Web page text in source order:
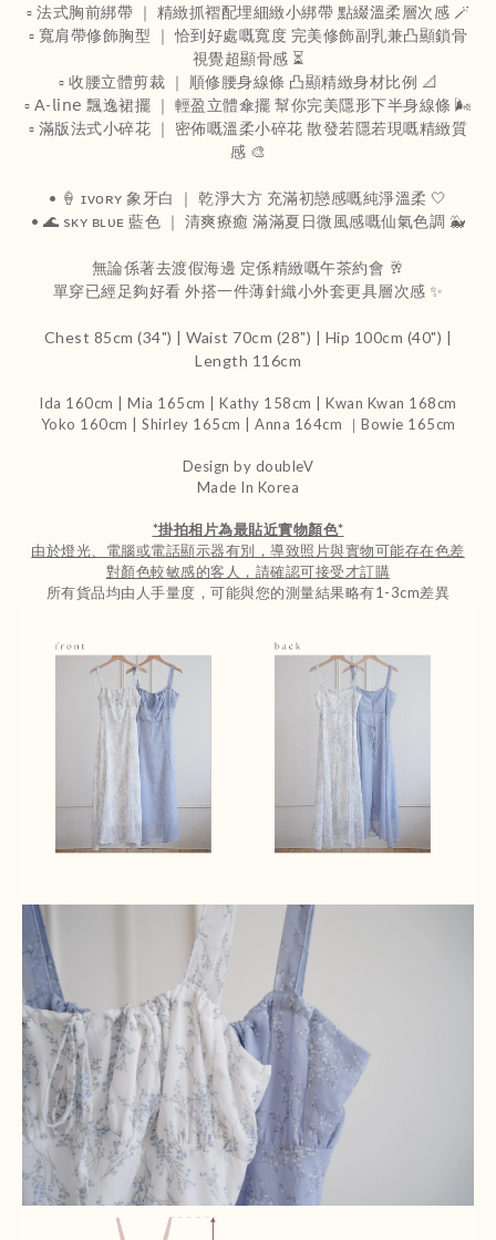
▫️ 法式胸前綁帶 ｜ 精緻抓褶配埋細緻小綁帶 點綴溫柔層次感 🪄
▫️ 寬肩帶修飾胸型 ｜ 恰到好處嘅寬度 完美修飾副乳兼凸顯鎖骨
視覺超顯骨感 ⏳
▫️ 收腰立體剪裁 ｜ 順修腰身線條 凸顯精緻身材比例 📐
▫️ 𝖠-𝗅𝗂𝗇𝖾 飄逸裙擺 ｜ 輕盈立體傘擺 幫你完美隱形下半身線條 🌬️
▫️ 滿版法式小碎花 ｜ 密佈嘅溫柔小碎花 散發若隱若現嘅精緻質
感 🎨
• 🍦 ɪᴠᴏʀʏ 象牙白 ｜ 乾淨大方 充滿初戀感嘅純淨溫柔 🤍
• 🌊 sᴋʏ ʙʟᴜᴇ 藍色 ｜ 清爽療癒 滿滿夏日微風感嘅仙氣色調 🐳
無論係著去渡假海邊 定係精緻嘅午茶約會 🥂
單穿已經足夠好看 外搭一件薄針織小外套更具層次感 ✨
Chest 85cm (34") | Waist 70cm (28") | Hip 100cm (40") |
Length 116cm
Ida 160cm | Mia 165cm | Kathy 158cm |Kwan Kwan 168cm
Yoko 160cm | Shirley 165cm
| Anna 164cm ｜Bowie 165cm
Design by doubleV
Made In Korea
*掛拍相片為最貼近實物顏色*
由於燈光、電腦或電話顯示器有別，導致照片與實物可能存在色差
對顏色較敏感的客人，請確認可接受才訂購
所有貨品均由人手量度，可能與您的測量結果略有1-3cm差異